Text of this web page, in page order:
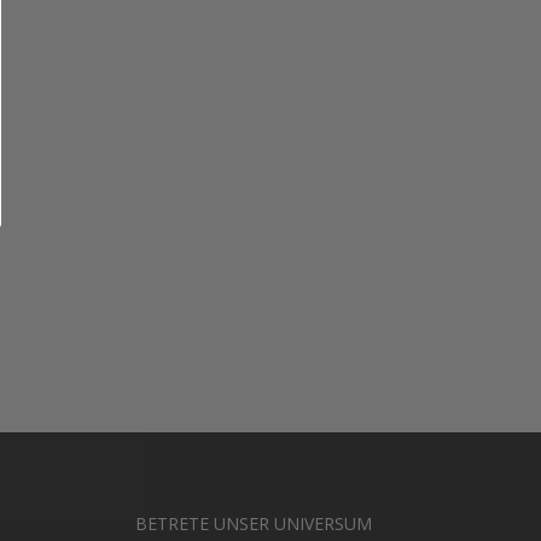
BETRETE UNSER UNIVERSUM